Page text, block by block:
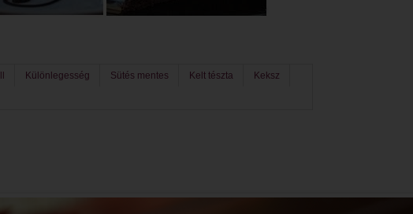
Különlegesség Sütés mentes Kelt tészta Keksz